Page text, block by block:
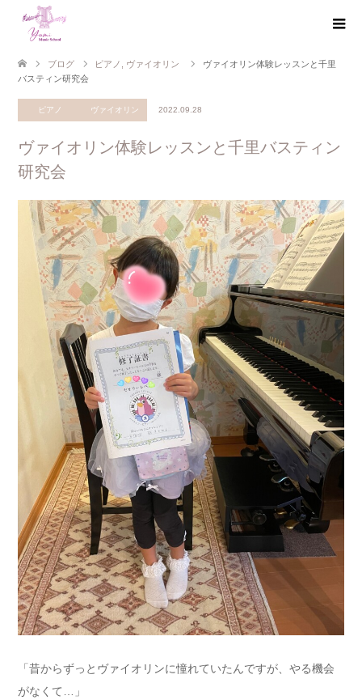
ブログ ピアノ ヴァイオリン
ヴァイオリン体験レッスンと千里
バスティン研究会
ピアノ ヴァイオリン 2022.09.28
ヴァイオリン体験レッスンと千里バスティン
研究会
「昔からずっとヴァイオリンに憧れていたんですが、やる機会
がなくて…」